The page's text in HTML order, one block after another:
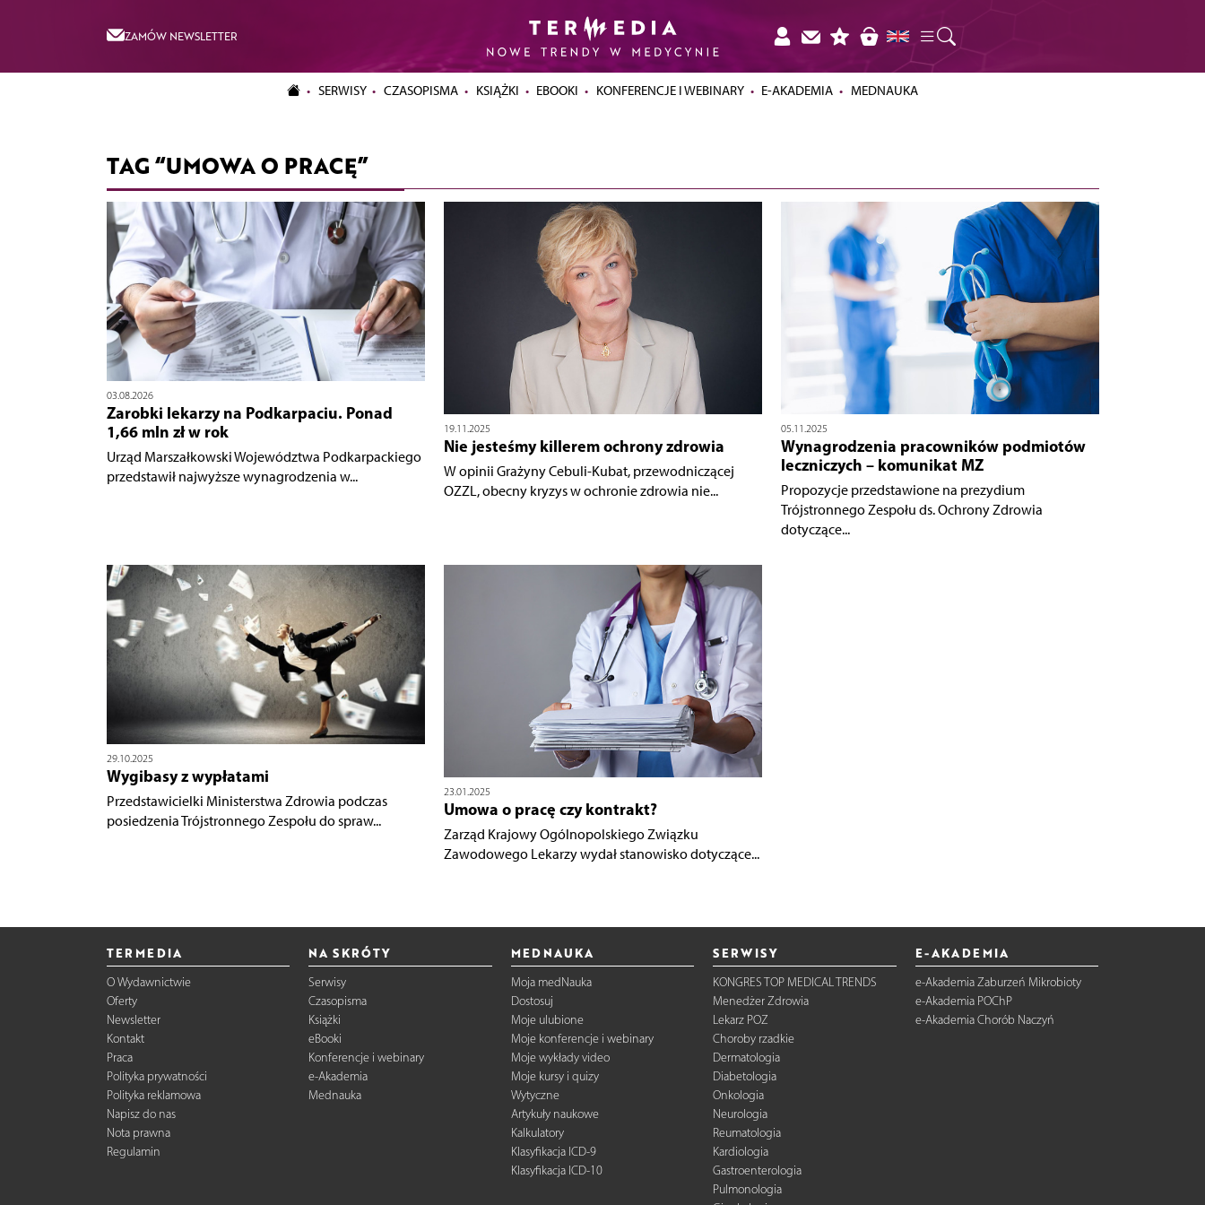
ZAMÓW NEWSLETTER
SERWISY CZASOPISMA KSIĄŻKI EBOOKI KONFERENCJE I WEBINARY E-AKADEMIA MEDNAUKA
TAG “UMOWA O PRACĘ”
03.08.2026
Zarobki lekarzy na Podkarpaciu. Ponad
1,66 mln zł w rok
Urząd Marszałkowski Województwa Podkarpackiego
przedstawił najwyższe wynagrodzenia w...
19.11.2025
Nie jesteśmy killerem ochrony zdrowia
W opinii Grażyny Cebuli-Kubat, przewodniczącej
OZZL, obecny kryzys w ochronie zdrowia nie...
05.11.2025
Wynagrodzenia pracowników podmiotów
leczniczych – komunikat MZ
Propozycje przedstawione na prezydium
Trójstronnego Zespołu ds. Ochrony Zdrowia
dotyczące...
29.10.2025
Wygibasy z wypłatami
Przedstawicielki Ministerstwa Zdrowia podczas
posiedzenia Trójstronnego Zespołu do spraw...
23.01.2025
Umowa o pracę czy kontrakt?
Zarząd Krajowy Ogólnopolskiego Związku
Zawodowego Lekarzy wydał stanowisko dotyczące...
TERMEDIA
O Wydawnictwie
Oferty
Newsletter
Kontakt
Praca
Polityka prywatności
Polityka reklamowa
Napisz do nas
Nota prawna
Regulamin
NA SKRÓTY
Serwisy
Czasopisma
Książki
eBooki
Konferencje i webinary
e-Akademia
Mednauka
MEDNAUKA
Moja medNauka
Dostosuj
Moje ulubione
Moje konferencje i webinary
Moje wykłady video
Moje kursy i quizy
Wytyczne
Artykuły naukowe
Kalkulatory
Klasyfikacja ICD-9
Klasyfikacja ICD-10
SERWISY
KONGRES TOP MEDICAL TRENDS
Menedżer Zdrowia
Lekarz POZ
Choroby rzadkie
Dermatologia
Diabetologia
Onkologia
Neurologia
Reumatologia
Kardiologia
Gastroenterologia
Pulmonologia
E-AKADEMIA
e-Akademia Zaburzeń Mikrobioty
e-Akademia POChP
e-Akademia Chorób Naczyń